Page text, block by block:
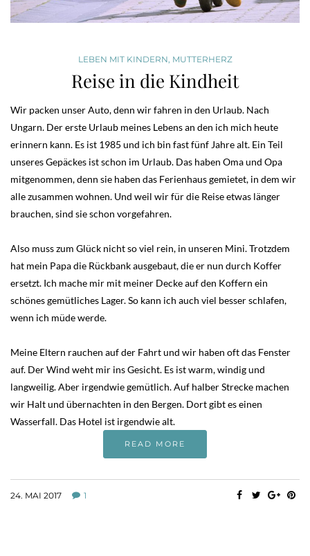
LEBEN MIT KINDERN, MUTTERHERZ
Reise in die Kindheit
Wir packen unser Auto, denn wir fahren in den Urlaub. Nach
Ungarn. Der erste Urlaub meines Lebens an den ich mich heute
erinnern kann. Es ist 1985 und ich bin fast fünf Jahre alt. Ein Teil
unseres Gepäckes ist schon im Urlaub. Das haben Oma und Opa
mitgenommen, denn sie haben das Ferienhaus gemietet, in dem wir
alle zusammen wohnen. Und weil wir für die Reise etwas länger
brauchen, sind sie schon vorgefahren.
Also muss zum Glück nicht so viel rein, in unseren Mini. Trotzdem
hat mein Papa die Rückbank ausgebaut, die er nun durch Koffer
ersetzt. Ich mache mir mit meiner Decke auf den Koffern ein
schönes gemütliches Lager. So kann ich auch viel besser schlafen,
wenn ich müde werde.
Meine Eltern rauchen auf der Fahrt und wir haben oft das Fenster
auf. Der Wind weht mir ins Gesicht. Es ist warm, windig und
langweilig. Aber irgendwie gemütlich. Auf halber Strecke machen
wir Halt und übernachten in den Bergen. Dort gibt es einen
Wasserfall. Das Hotel ist irgendwie alt.
READ MORE
24. MAI 2017 1